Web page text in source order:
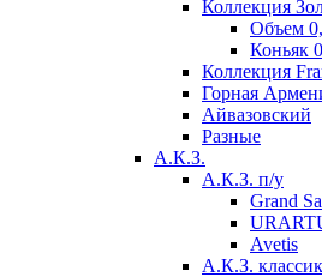
Коллекция
Объем
Коньяк
Коллекция
Горная
Айвазовский
Разные
А.К.З.
А.К.З. п/у
Grand
Avetis
А.К.З. классик